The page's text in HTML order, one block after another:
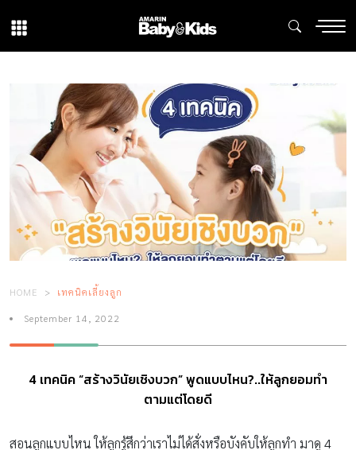
HOME เทคนิคเลี้ยงลูก
September 14, 2022
4 เทคนิค “สร้างวินัยเชิงบวก” พูดแบบไหน?..ให้ลูกยอมทำ
ตามแต่โดยดี
สอนลูกแบบไหน ให้ลูกรู้สึกว่าเราไม่ได้สั่งหรือบังคับให้ลูกทำ มาดู 4